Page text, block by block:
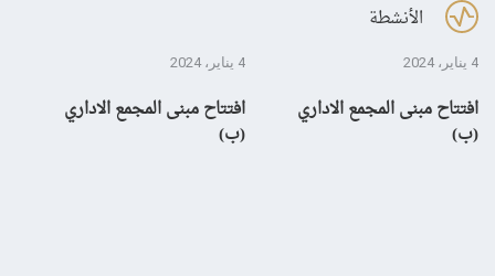
الأنشطة
4 يناير، 2024
افتتاح مبنى المجمع الاداري
(ب)
4 يناير، 2024
افتتاح مبنى المجمع الاداري
(ب)